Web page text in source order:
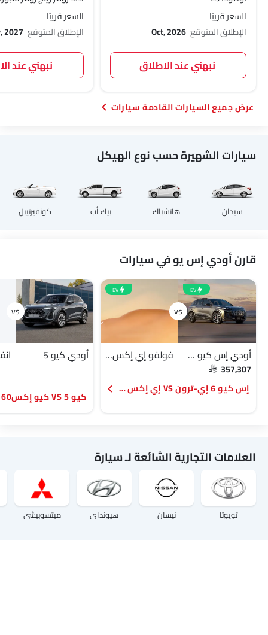
السعر قريبًا
الإطلاق المتوقع Oct, 2026
نبهني عند الاطلاق
السعر قريبًا
الإطلاق المتوقع 2027
نبهني عند
السيارات القادمة سيارات
سيارات الشهيرة حسب نوع الهيكل
سيدان هاتشباك بيك أب كونفيرتيبل
قارن أودي إس يو في سيارات
EV
أودي إس كيو 6 إي-ترون
SAR 357,307
EV
فولفو إي إكس 60
إس كيو 6 إي-ترون VS إي إكس 60
أودي كيو 5
كيو 5 VS كيو إكس60 2026
العلامات التجارية الشائعة لـ سيارة
تويوتا نيسان هيونداي ميتسوبيشي